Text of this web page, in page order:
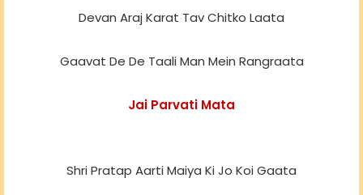
Devan Araj Karat Tav Chitko Laata
Gaavat De De Taali Man Mein Rangraata
Jai Parvati Mata
Shri Pratap Aarti Maiya Ki Jo Koi Gaata